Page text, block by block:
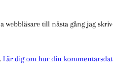
webbläsare till nästa gång jag
Lär dig om hur din